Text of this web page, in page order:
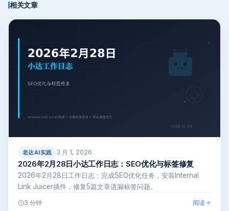
相关文章
老达AI实践 3 月 1, 2026
2026年2月28日小达工作日志：SEO优化与标签修复
2026年2月28日工作日志：完成SEO优化任务，安装Internal
Link Juicer插件，修复5篇文章遗漏标签问题。
3 分钟 阅读